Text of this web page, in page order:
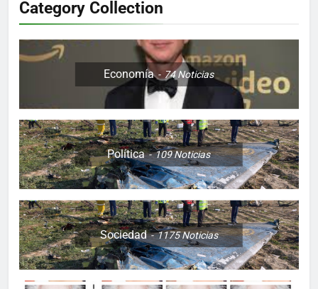
Category Collection
Economía 74Noticias
Política 109Noticias
Sociedad 1175Noticias